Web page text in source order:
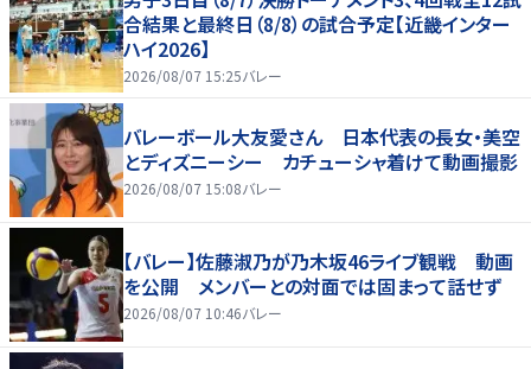
合結果と最終日（8/8）の試合予定【近畿インター
ハイ2026】
2026/08/07 15:25バレー
バレーボール大友愛さん 日本代表の長女・美空
とディズニーシー カチューシャ着けて動画撮影
2026/08/07 15:08バレー
【バレー】佐藤淑乃が乃木坂46ライブ観戦 動画
を公開 メンバーとの対面では固まって話せず
2026/08/07 10:46バレー